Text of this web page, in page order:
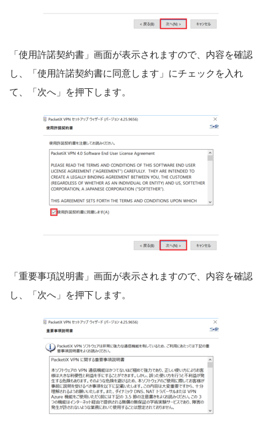
「使用許諾契約書」画面が表示されますので、内容を確認
し、「使用許諾契約書に同意します」にチェックを入れ
て、「次へ」を押下します。
「重要事項説明書」画面が表示されますので、内容を確認
し、「次へ」を押下します。